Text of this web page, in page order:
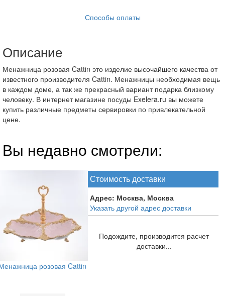
Способы оплаты
Описание
Менажница розовая Cattin это изделие высочайшего качества от
известного производителя Cattin. Менажницы необходимая вещь
в каждом доме, а так же прекрасный вариант подарка близкому
человеку. В интернет магазине посуды Exelera.ru вы можете
купить различные предметы сервировки по привлекательной
цене.
Вы недавно смотрели:
розовая Cattin
Стоимость доставки
Адрес: Москва, Москва
Указать другой адрес доставки
Подождите, производится расчет
доставки...